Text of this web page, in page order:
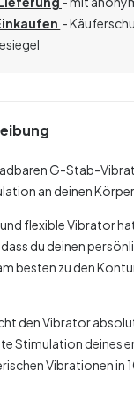
-
G-Stab-
an deinen Körper
flexible Vibrator
du deinen
besten zu den
den Vibrator
Stimulation deines
Vibrationen in